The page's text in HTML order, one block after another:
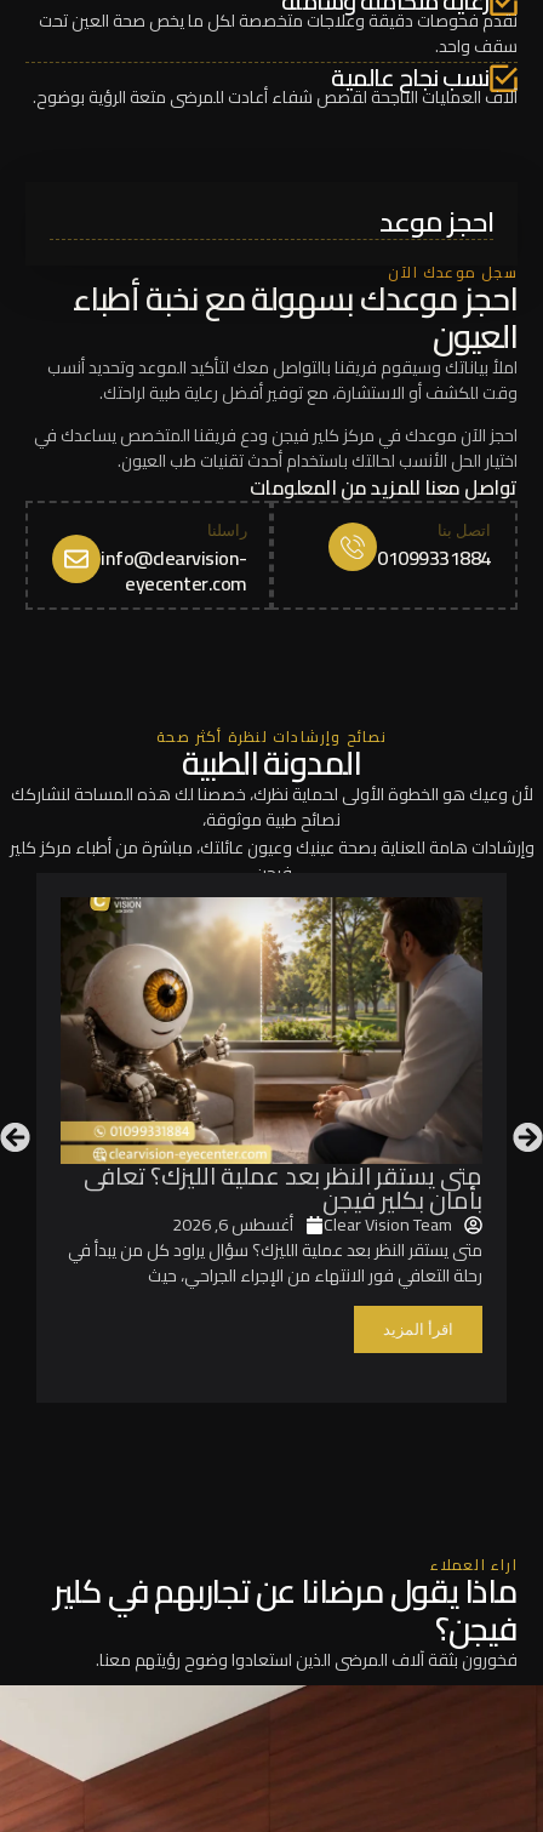
نقدم فحوصات دقيقة وعلاجات متخصصة لكل ما يخص صحة العين تحت
سقف واحد.
نسب نجاح عالمية
آلاف العمليات الناجحة لقصص شفاء أعادت للمرضى متعة الرؤية بوضوح.
سجل موعدك الآن
احجز موعدك بسهولة مع نخبة أطباء
العيون
املأ بياناتك وسيقوم فريقنا بالتواصل معك لتأكيد الموعد وتحديد أنسب
وقت للكشف أو الاستشارة، مع توفير أفضل رعاية طبية لراحتك.
احجز الآن موعدك في مركز كلير فيجن ودع فريقنا المتخصص يساعدك في
اختيار الحل الأنسب لحالتك باستخدام أحدث تقنيات طب العيون.
تواصل معنا للمزيد من المعلومات
اتصل بنا
01099331884
راسلنا
info@clearvision-
eyecenter.com
احجز موعد
نصائح وإرشادات لنظرة أكثر صحة
المدونة الطبية
لأن وعيك هو الخطوة الأولى لحماية نظرك، خصصنا لك هذه المساحة لنشاركك
نصائح طبية موثوقة،
وإرشادات هامة للعناية بصحة عينيك وعيون عائلتك، مباشرة من أطباء مركز كلير
فيجن.
متى يستقر النظر بعد عملية الليزك؟ تعافى
بأمان بكلير فيجن
Clear Vision Team
أغسطس 6, 2026
متى يستقر النظر بعد عملية الليزك؟ سؤال يراود كل من يبدأ في
رحلة التعافي فور الانتهاء من الإجراء الجراحي، حيث
اقرأ المزيد
اراء العملاء
ماذا يقول مرضانا عن تجاربهم في كلير
فيجن؟
فخورون بثقة آلاف المرضى الذين استعادوا وضوح رؤيتهم معنا.